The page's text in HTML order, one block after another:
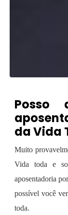
Posso
da Vida
Muito
Vida toda e
aposentadoria
possível você
toda.